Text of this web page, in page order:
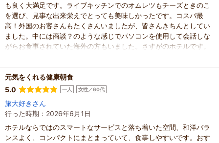
も良く大満足です。ライブキッチンでのオムレツもチーズときのこ
を選び、見事な出来栄えでとっても美味しかったです。コスパ最
高！外国のお客さんもたくさんいましたが、皆さんきちんとしてい
ました。中には商談？のような感じでパソコンを使用して会話しな
がらお食事されていた海外の方もいました。さすがのホテルです。
混雑具合：やや混んでいた
滞在時間：1～2時間
人数 ：未設定
元気をくれる健康朝食
5.0
一人 女性／60代
旅大好きさん
行った時期：2026年6月1日
ホテルならではのスマートなサービスと落ち着いた空間、和洋バラ
ンスよく、コンパクトにまとまっていて、食事しやすいです。おす